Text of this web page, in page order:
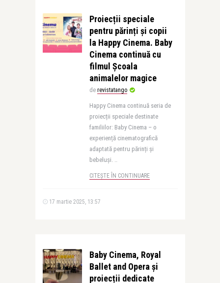
Proiecții speciale
pentru părinți și copii
la Happy Cinema. Baby
Cinema continuă cu
filmul Școala
animalelor magice
de revistatango
Happy Cinema continuă seria de
proiecții speciale destinate
familiilor: Baby Cinema – o
experiență cinematografică
adaptată pentru părinți și
bebeluși. ..
CITEȘTE ÎN CONTINUARE
17 martie 2025, 13:57
Baby Cinema, Royal
Ballet and Opera și
proiecții dedicate